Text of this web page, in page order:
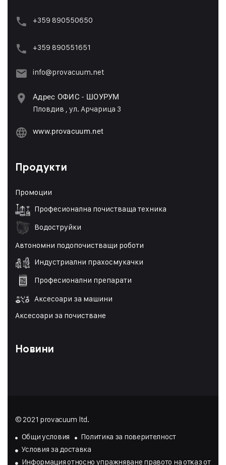
+359 890550650
+359 890551651
info@provacuum.net
Адрес ОФИС - ШОУРУМ
Пловдив , ул. Арчарица 3
www.provacuum.net
Продукти
Промоции
Професионална почистваща техника
Водоструйки
Автономни подопочистващи роботи
Индустриални прахосмукачки
Професионални препарати
Аксесоари за машини
Аксесоари за почистване
Новини
© 2021 provacuum ltd.
Общи условия
Политика за поверителност
Условия за доставка
Инфopмaция oтнocнo yпpaжнявaнe пpaвoтo нa oтĸaз oт